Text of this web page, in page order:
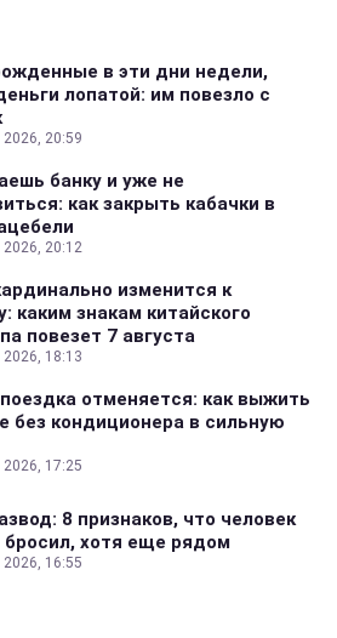
в эти дни недели,
лопатой: им повезло с
2026, 20:59
банку и уже не
как закрыть кабачки в
2026, 20:12
изменится к
каким знакам китайского
повезет 7 августа
2026, 18:13
отменяется: как выжить
без кондиционера в сильную
2026, 17:25
8 признаков, что человек
бросил, хотя еще рядом
2026, 16:55